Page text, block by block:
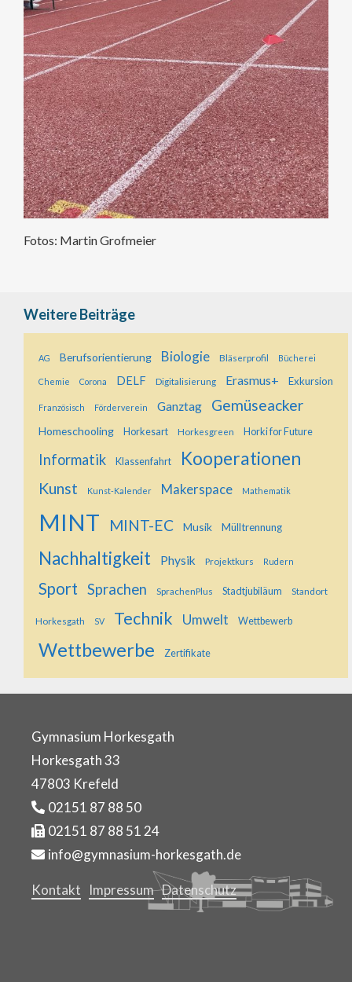
Fotos: Martin Grofmeier
Weitere Beiträge
AG Berufsorientierung Biologie Bläserprofil Bücherei
Chemie Corona DELF Digitalisierung Erasmus+ Exkursion
Französisch Förderverein Ganztag Gemüseacker
Homeschooling Horkesart Horkesgreen Horki for Future
Informatik Klassenfahrt Kooperationen
Kunst Kunst-Kalender Makerspace Mathematik
MINT MINT-EC Musik Mülltrennung
Nachhaltigkeit Physik Projektkurs Rudern
Sport Sprachen SprachenPlus Stadtjubiläum Standort
Horkesgath SV Technik Umwelt Wettbewerb
Wettbewerbe Zertifikate
Gymnasium Horkesgath
Horkesgath 33
47803 Krefeld
02151 87 88 50
02151 87 88 51 24
info@gymnasium-horkesgath.de
Kontakt Impressum Datenschutz